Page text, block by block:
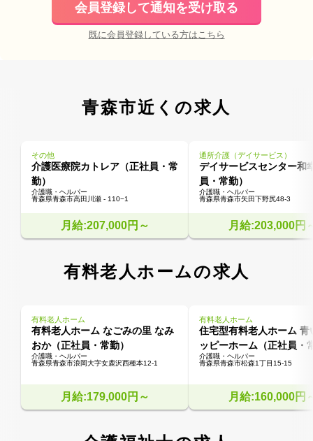
会員登録して通知を受け取る
既に会員登録している方はこちら
青森市近くの求人
その他
介護医療院カトレア（正社員・常
勤）
介護職・ヘルパー
青森県青森市高田川瀬 - 110−1
月給:207,000円～
通所介護（デイサービス）
デイサービスセンター和
員・常勤）
介護職・ヘルパー
青森県青森市矢田下野尻48-3
月給:203,000円
有料老人ホームの求人
有料老人ホーム
有料老人ホーム なごみの里 なみ
おか（正社員・常勤）
介護職・ヘルパー
青森県青森市浪岡大字女鹿沢西種本12-1
月給:179,000円～
有料老人ホーム
住宅型有料老人ホーム 青
ッピーホーム（正社員・
介護職・ヘルパー
青森県青森市松森1丁目15-15
月給:160,000円